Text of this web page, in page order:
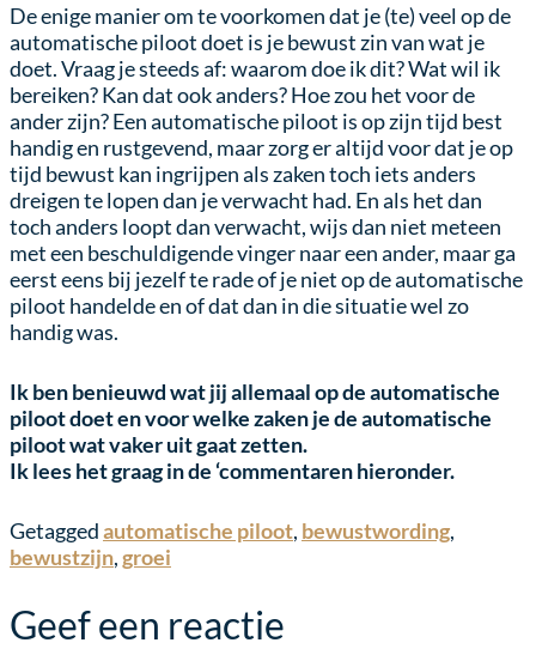
De enige manier om te voorkomen dat je (te) veel op de
automatische piloot doet is je bewust zin van wat je
doet. Vraag je steeds af: waarom doe ik dit? Wat wil ik
bereiken? Kan dat ook anders? Hoe zou het voor de
ander zijn? Een automatische piloot is op zijn tijd best
handig en rustgevend, maar zorg er altijd voor dat je op
tijd bewust kan ingrijpen als zaken toch iets anders
dreigen te lopen dan je verwacht had. En als het dan
toch anders loopt dan verwacht, wijs dan niet meteen
met een beschuldigende vinger naar een ander, maar ga
eerst eens bij jezelf te rade of je niet op de automatische
piloot handelde en of dat dan in die situatie wel zo
handig was.
Ik ben benieuwd wat jij allemaal op de automatische
piloot doet en voor welke zaken je de automatische
piloot wat vaker uit gaat zetten.
Ik lees het graag in de ‘commentaren hieronder.
Getaggedautomatische piloot, bewustwording,
bewustzijn,groei
Geef een reactie